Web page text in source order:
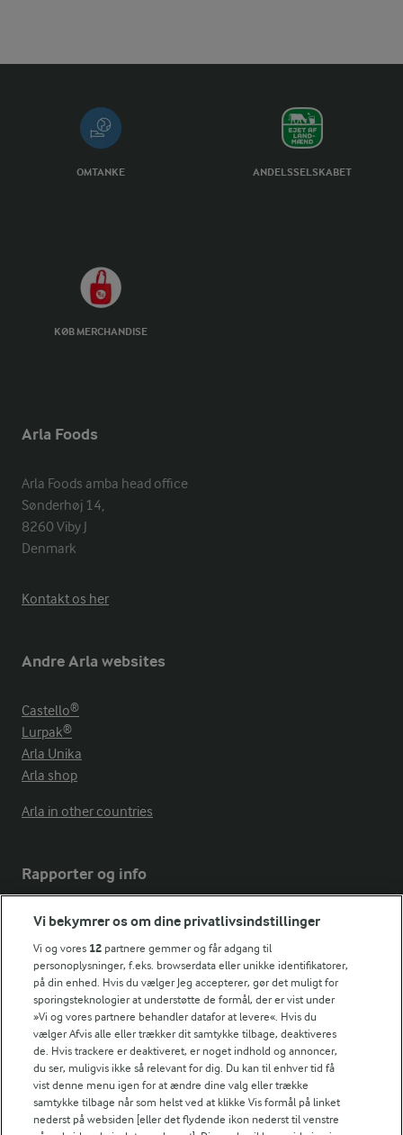
OMTANKE ANDELSSELSKABET
KØB MERCHANDISE
Arla Foods
Arla Foods amba head office
Sønderhøj 14,
8260 Viby J
Denmark
Kontakt os her
Andre Arla websites
Castello®
Lurpak®
Arla Unika
Arla shop
Arla in other countries
Rapporter og info
Årsrapport
FarmAhead™ Check rapport
Andelshaverinfo: Mælkepris
Fødevarestyrelsens smiley-rapporter for Arla Foods
Fødevarestyrelsens smiley-rapporter for Jörd
Fødevarestyrelsens smiley-rapporter for Lurpak PB
Følg
Vi bekymrer os om dine privatlivsindstillinger
Vi og vores 12 partnere gemmer og får adgang til
personoplysninger, f.eks. browserdata eller unikke identifikatorer,
på din enhed. Hvis du vælger Jeg accepterer, gør det muligt for
sporingsteknologier at understøtte de formål, der er vist under
»Vi og vores partnere behandler datafor at levere«. Hvis du
vælger Afvis alle eller trækker dit samtykke tilbage, deaktiveres
de. Hvis trackere er deaktiveret, er noget indhold og annoncer,
du ser, muligvis ikke så relevant for dig. Du kan til enhver tid få
vist denne menu igen for at ændre dine valg eller trække
samtykke tilbage når som helst ved at klikke Vis formål på linket
nederst på websiden [eller det flydende ikon nederst til venstre